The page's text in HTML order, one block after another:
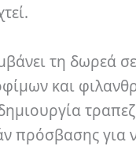
τη δωρεά
και
πρόσβασης για